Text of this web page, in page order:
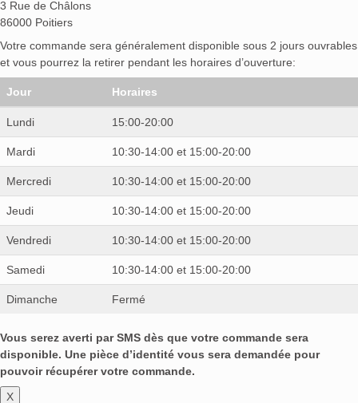
3 Rue de Châlons
86000 Poitiers
Votre commande sera généralement disponible sous 2 jours ouvrables
et vous pourrez la retirer pendant les horaires d’ouverture:
Jour Horaires
Lundi 15:00-20:00
Mardi 10:30-14:00 et 15:00-20:00
Mercredi 10:30-14:00 et 15:00-20:00
Jeudi 10:30-14:00 et 15:00-20:00
Vendredi 10:30-14:00 et 15:00-20:00
Samedi 10:30-14:00 et 15:00-20:00
Dimanche Fermé
Vous serez averti par SMS dès que votre commande sera
disponible. Une pièce d’identité vous sera demandée pour
pouvoir récupérer votre commande.
X